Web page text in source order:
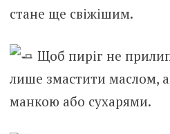
стане ще свіжішим.
Щоб пиріг не
лише змастити маслом,
манкою або сухарями.